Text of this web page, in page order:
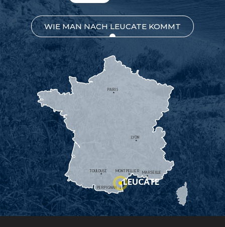
WIE MAN NACH LEUCATE KOMMT
MONTPELLIER
PERPIGNAN
MARSEILLE
TOULOUSE
LYON
PARIS
LEUCATE